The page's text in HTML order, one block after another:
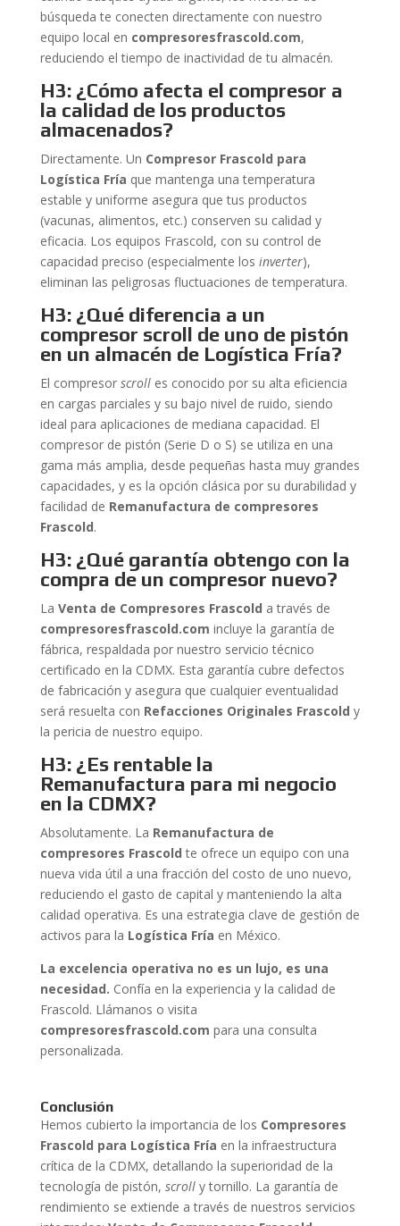
búsqueda te conecten directamente con nuestro
equipo local en compresoresfrascold.com,
reduciendo el tiempo de inactividad de tu almacén.
H3: ¿Cómo afecta el compresor a
la calidad de los productos
almacenados?
Directamente. Un Compresor Frascold para
Logística Fría que mantenga una temperatura
estable y uniforme asegura que tus productos
(vacunas, alimentos, etc.) conserven su calidad y
eficacia. Los equipos Frascold, con su control de
capacidad preciso (especialmente los inverter),
eliminan las peligrosas fluctuaciones de temperatura.
H3: ¿Qué diferencia a un
compresor scroll de uno de pistón
en un almacén de Logística Fría?
El compresor scrolles conocido por su alta eficiencia
en cargas parciales y su bajo nivel de ruido, siendo
ideal para aplicaciones de mediana capacidad. El
compresor de pistón (Serie D o S) se utiliza en una
gama más amplia, desde pequeñas hasta muy grandes
capacidades, y es la opción clásica por su durabilidad y
facilidad de Remanufactura de compresores
Frascold.
H3: ¿Qué garantía obtengo con la
compra de un compresor nuevo?
La Venta de Compresores Frascold a través de
compresoresfrascold.com incluye la garantía de
fábrica, respaldada por nuestro servicio técnico
certificado en la CDMX. Esta garantía cubre defectos
de fabricación y asegura que cualquier eventualidad
será resuelta con Refacciones Originales Frascold y
la pericia de nuestro equipo.
H3: ¿Es rentable la
Remanufactura para mi negocio
en la CDMX?
Absolutamente. La Remanufactura de
compresores Frascold te ofrece un equipo con una
nueva vida útil a una fracción del costo de uno nuevo,
reduciendo el gasto de capital y manteniendo la alta
calidad operativa. Es una estrategia clave de gestión de
activos para la Logística Fría en México.
La excelencia operativa no es un lujo, es una
necesidad. Confía en la experiencia y la calidad de
Frascold. Llámanos o visita
compresoresfrascold.com para una consulta
personalizada.
Conclusión
Hemos cubierto la importancia de los Compresores
Frascold para Logística Fría en la infraestructura
crítica de la CDMX, detallando la superioridad de la
tecnología de pistón, scrolly tornillo. La garantía de
rendimiento se extiende a través de nuestros servicios